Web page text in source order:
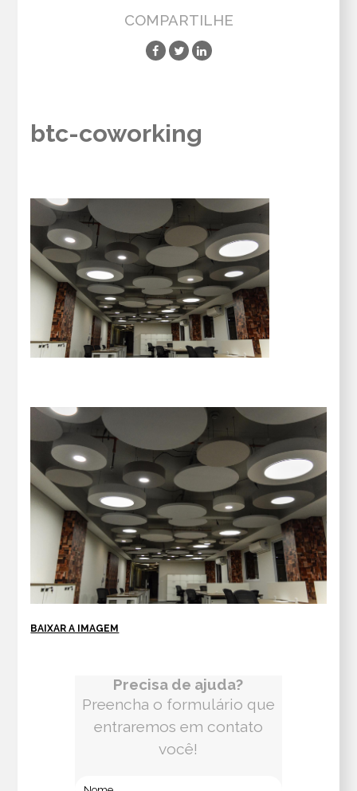
COMPARTILHE
btc-coworking
BAIXAR A IMAGEM
Precisa de ajuda?
Preencha o formulário que
entraremos em contato
você!